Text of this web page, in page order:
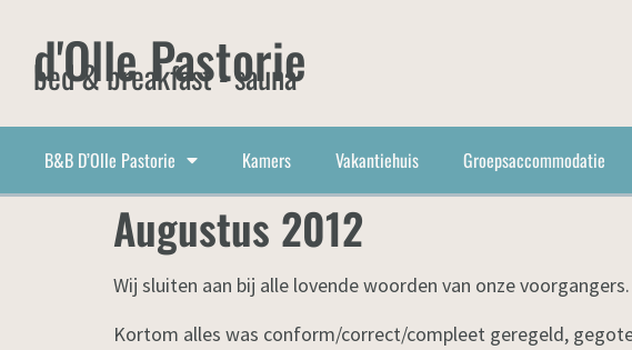
d'Olle Pastorie
bed & breakfast - sauna
B&B D’Olle Pastorie Kamers Vakantiehuis Groepsaccommodatie
Augustus 2012
Wij sluiten aan bij alle lovende woorden van onze voorgangers.
Kortom alles was conform/correct/compleet geregeld,